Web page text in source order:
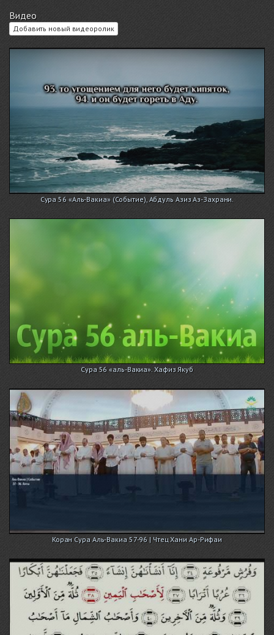
Видео
Добавить новый видеоролик
Сура 56 «Аль-Вакиа» (Событие), Абдуль Азиз Аз-Захрани.
Сура 56 «аль-Вакиа». Хафиз Якуб
Коран Сура Аль-Вакиа 57-96 | Чтец Хани Ар-Рифаи